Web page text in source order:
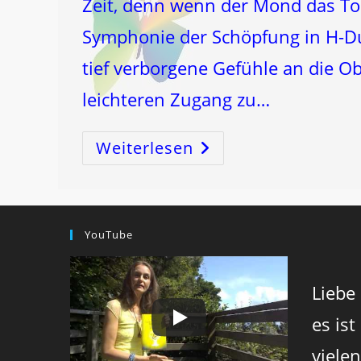
Zeit, denn wenn der Mond das
Symphonie der Schöpfung in H-
tief verborgene Gefühle an die
leichteren Zugang zu…
Weiterlesen Vollmond
In
Den
YouTube
es ist